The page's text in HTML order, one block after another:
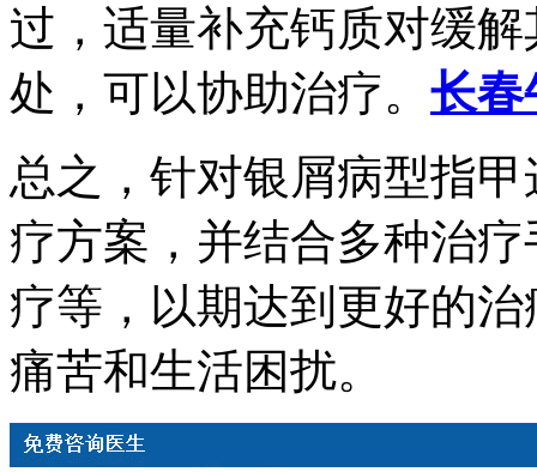
过，适量补充钙质对缓
处，可以协助治疗。 长春
总之，针对银屑病型指
疗方案，并结合多种治
疗等，以期达到更好的
痛苦和生活困扰。